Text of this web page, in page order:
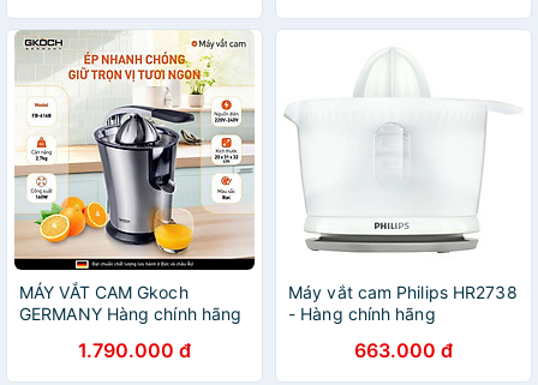
MÁY VẮT CAM Gkoch
GERMANY Hàng chính hãng
1.790.000 đ
Máy vắt cam Philips HR2738
- Hàng chính hãng
663.000 đ